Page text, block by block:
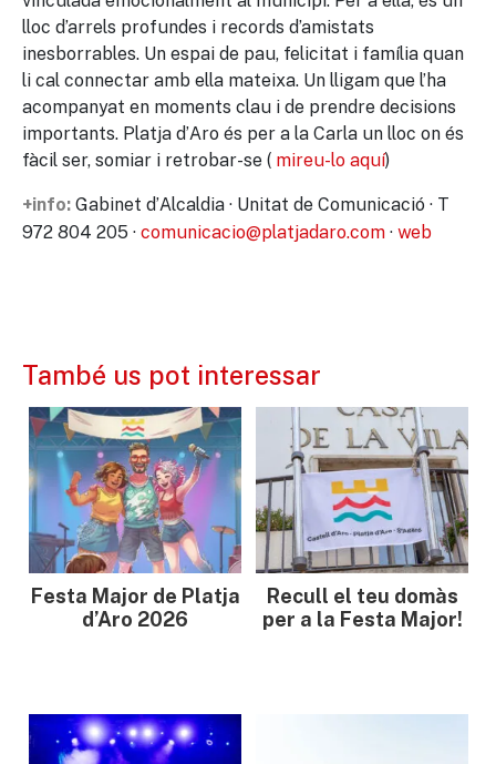
lloc d’arrels profundes i records d’amistats
inesborrables. Un espai de pau, felicitat i família quan
li cal connectar amb ella mateixa. Un lligam que l’ha
acompanyat en moments clau i de prendre decisions
importants. Platja d’Aro és per a la Carla un lloc on és
fàcil ser, somiar i retrobar-se ( mireu-lo aquí)
+info: Gabinet d’Alcaldia · Unitat de Comunicació · T
972 804 205 · comunicacio@platjadaro.com · web
També us pot interessar
Festa Major de Platja
d’Aro 2026
Recull el teu domàs
per a la Festa Major!